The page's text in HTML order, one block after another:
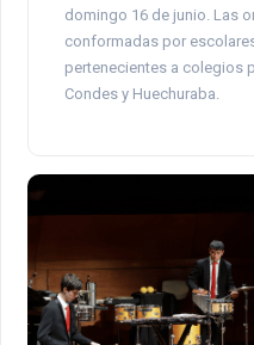
domingo 16 de junio. Las
conformadas por
pertenecientes a colegios
Condes y Huechuraba.